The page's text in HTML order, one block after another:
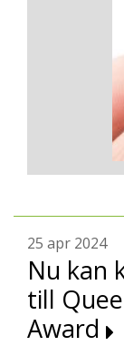
25 apr 2024
Nu kan
till
Award